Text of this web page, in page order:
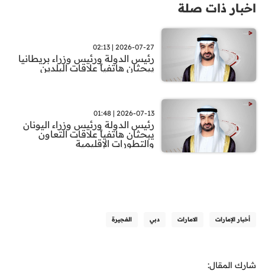
اخبار ذات صلة
2026-07-27 | 02:13
رئيس الدولة ورئيس وزراء بريطانيا
يبحثان هاتفياً علاقات البلدين
2026-07-13 | 01:48
رئيس الدولة ورئيس وزراء اليونان
يبحثان هاتفياً علاقات التعاون
والتطورات الإقليمية
أخبار الإمارات الامارات دبي الفجيرة
شارك المقال: